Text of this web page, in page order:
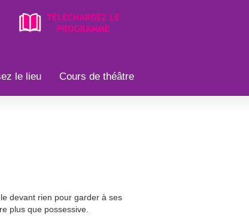
le lieu Cours de théâtre
devant rien pour garder à ses
plus que possessive.